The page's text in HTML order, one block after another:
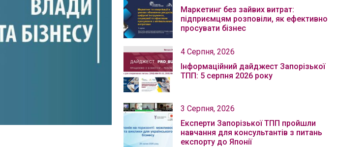
Маркетинг без зайвих витрат:
підприємцям розповіли, як ефективно
просувати бізнес
4 Серпня, 2026
Інформаційний дайджест Запорізької
ТПП: 5 серпня 2026 року
3 Серпня, 2026
Експерти Запорізької ТПП пройшли
навчання для консультантів з питань
експорту до Японії